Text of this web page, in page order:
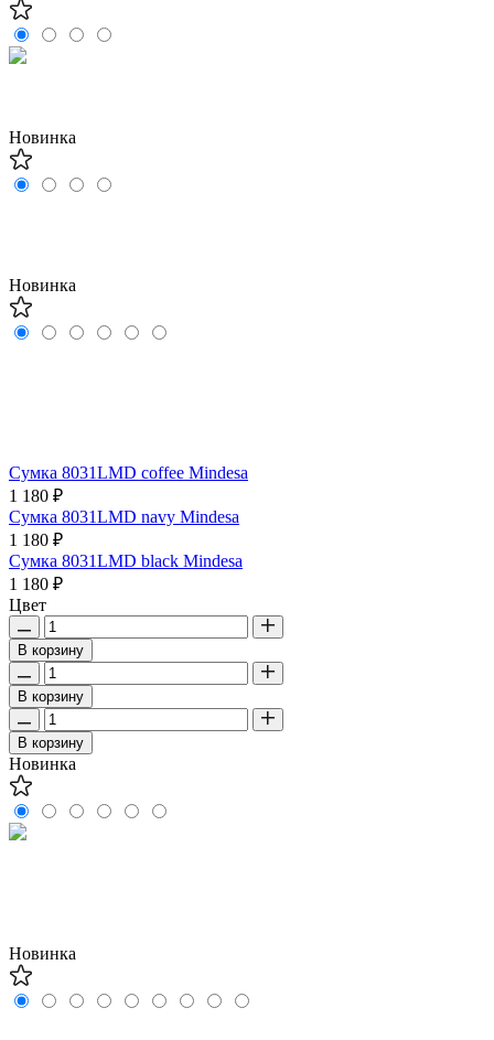
Новинка
Новинка
Сумка 8031LMD coffee Mindesa
1 180 ₽
Сумка 8031LMD navy Mindesa
1 180 ₽
Сумка 8031LMD black Mindesa
1 180 ₽
Цвет
В корзину
В корзину
В корзину
Новинка
Новинка